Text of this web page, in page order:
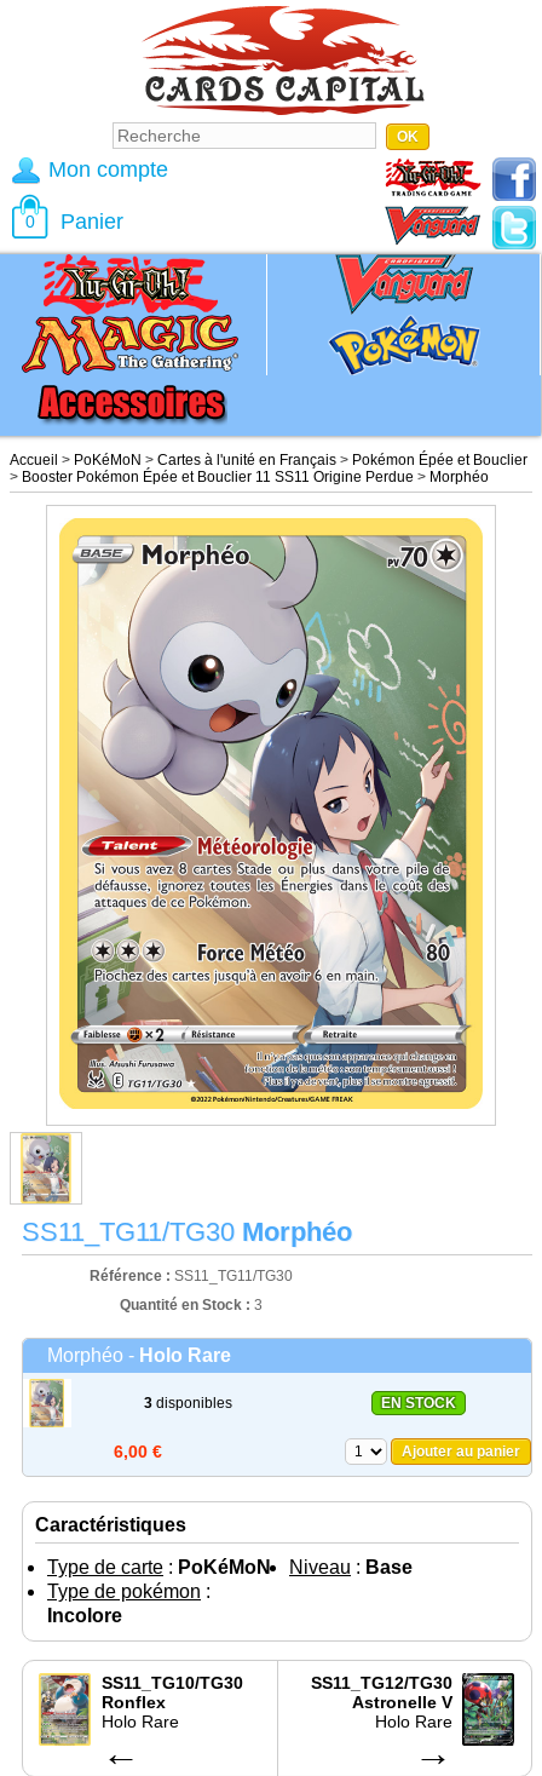
Accueil > PoKéMoN > Cartes à l'unité en Français > Pokémon Épée et Bouclier
> Booster Pokémon Épée et Bouclier 11 SS11 Origine Perdue > Morphéo
SS11_TG11/TG30 Morphéo
Référence : SS11_TG11/TG30
Quantité en Stock : 3
Morphéo - Holo Rare
3 disponibles EN STOCK
6,00 € Ajouter au panier
Caractéristiques
Type de carte : PoKéMoN Niveau : Base
Type de pokémon :
Incolore
SS11_TG10/TG30
Ronflex
Holo Rare
←
SS11_TG12/TG30
Astronelle V
Holo Rare
→
Mon compte
0 Panier